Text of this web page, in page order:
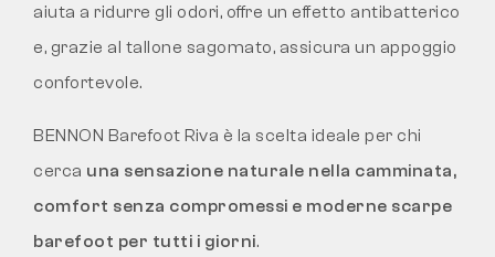
aiuta a ridurre gli odori, offre un effetto antibatterico
e, grazie al tallone sagomato, assicura un appoggio
confortevole.
BENNON Barefoot Riva è la scelta ideale per chi
cerca una sensazione naturale nella camminata,
comfort senza compromessi e moderne scarpe
barefoot per tutti i giorni.